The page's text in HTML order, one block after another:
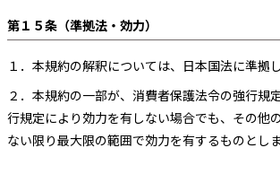
第１５条（準拠法・効力）
１． 本規約の解釈については、日本国法に準拠し
２． 本規約の一部が、消費者保護法令の強行規
行規定により効力を有しない場合でも、その他
ない限り最大限の範囲で効力を有するものとしま